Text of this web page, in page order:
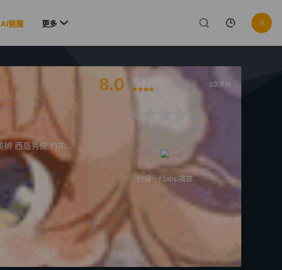
Ai魅魔 更多 
树 西岛秀俊 竹中直人
收藏
8.0 网友评分
很差较差还行
推荐
力荐
2次评分
扫描一扫app播放